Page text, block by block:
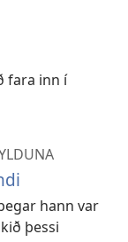
fara inn í
hann var
þessi